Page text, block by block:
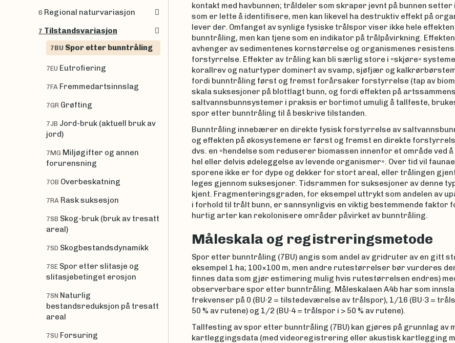
kontakt med havbunnen; tråldeler som skraper jevnt på bunnen setter
som er lette å identifisere, men kan likevel ha destruktiv effekt på
lever der. Omfanget av synlige fysiske trålspor viser ikke hele effekten
bunntråling, men kan tjene som en indikator på trålpåvirkning.
avhenger av sedimentenes kornstørrelse og organismenes
forstyrrelse. Effekter av tråling kan bli særlig store i «skjøre»
korallrev og naturtyper dominert av svamp, sjøfjær og
fordi bunntråling først og fremst forårsaker forstyrrelse (tap av
skala suksesjoner på blottlagt bunn, og fordi effekten på
saltvannsbunnsystemer i praksis er bortimot umulig å tallfeste,
spor etter bunntråling til å beskrive tilstanden.
Bunntråling innebærer en direkte fysisk forstyrrelse av
og effekten på økosystemene er først og fremst en direkte
dvs. en «hendelse som reduserer biomassen innenfor et område ved
hel eller delvis ødeleggelse av levende organismer». Over tid vil
sporene ikke er for dype og dekker for stort areal, eller trålingen
leges gjennom suksesjoner. Tidsrammen for suksesjoner av denne
kjent. Fragmenteringsgraden, for eksempel uttrykt som andelen av
i forhold til trålt bunn, er sannsynligvis en viktig bestemmende faktor
hurtig arter kan rekolonisere områder påvirket av bunntråling.
Måleskala og registreringsmetode
Spor etter bunntråling (7BU) angis som andel av gridruter av en gitt
eksempel 1 ha; 100×100 m, men andre rutestørrelser bør vurderes
finnes data som gjør estimering mulig hvis rutestørrelsen endres)
observerbare spor etter bunntråling. Måleskalaen A4b har som
frekvenser på 0 (BU∙2 = tilstedeværelse av trålspor), 1/16 (BU∙3 =
50 % av rutene) og 1/2 (BU∙4 = trålspor i > 50 % av rutene).
Tallfesting av spor etter bunntråling (7BU) kan gjøres på grunnlag av
kartleggingsdata (med videoregistrering eller akustisk kartlegging
6 Regional naturvariasjon
7 Tilstandsvariasjon
7BU Spor etter bunntråling
7EU Eutrofiering
7FA Fremmedartsinnslag
7GR Grøfting
7JB Jord-bruk (aktuell bruk av
jord)
7MG Miljøgifter og annen
forurensning
7OB Overbeskatning
7RA Rask suksesjon
7SB Skog-bruk (bruk av tresatt
areal)
7SD Skogbestandsdynamikk
7SE Spor etter slitasje og
slitasjebetinget erosjon
7SN Naturlig
bestandsreduksjon på tresatt
areal
7SU Forsuring